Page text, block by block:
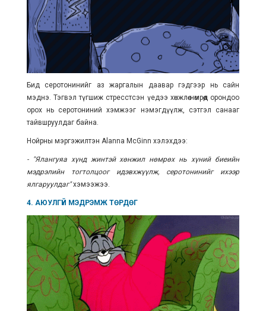
Бид серотонинийг аз жаргалын даавар гэдгээр нь сайн
мэднэ. Тэгвэл түгшиж стресстсэн үедээ хөнжлөө нөмрөөд орондоо
орох нь серотониний хэмжээг нэмэгдүүлж, сэтгэл санааг
тайвшруулдаг байна.
Нойрны мэргэжилтэн Alanna McGinn хэлэхдээ:
- "Ялангуяа хүнд жинтэй хөнжил нөмрөх нь хүний биеийн
мэдрэлийн тогтолцоог идэвхжүүлж, серотонинийг ихээр
ялгаруулдаг"хэмээжээ.
4. АЮУЛГҮЙ МЭДРЭМЖ ТӨРДӨГ